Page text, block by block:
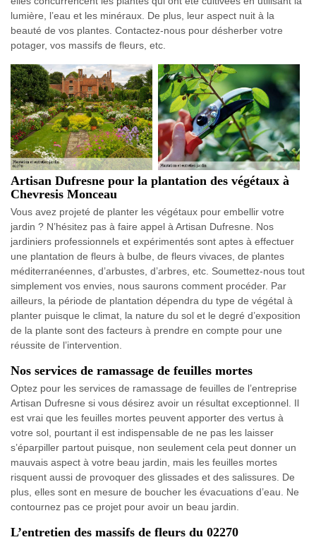
lumière, l’eau et les minéraux. De plus, leur aspect nuit à la
beauté de vos plantes. Contactez-nous pour désherber votre
potager, vos massifs de fleurs, etc.
Artisan Dufresne pour la plantation des végétaux à
Chevresis Monceau
Vous avez projeté de planter les végétaux pour embellir votre
jardin ? N’hésitez pas à faire appel à Artisan Dufresne. Nos
jardiniers professionnels et expérimentés sont aptes à effectuer
une plantation de fleurs à bulbe, de fleurs vivaces, de plantes
méditerranéennes, d’arbustes, d’arbres, etc. Soumettez-nous tout
simplement vos envies, nous saurons comment procéder. Par
ailleurs, la période de plantation dépendra du type de végétal à
planter puisque le climat, la nature du sol et le degré d’exposition
de la plante sont des facteurs à prendre en compte pour une
réussite de l’intervention.
Nos services de ramassage de feuilles mortes
Optez pour les services de ramassage de feuilles de l’entreprise
Artisan Dufresne si vous désirez avoir un résultat exceptionnel. Il
est vrai que les feuilles mortes peuvent apporter des vertus à
votre sol, pourtant il est indispensable de ne pas les laisser
s’éparpiller partout puisque, non seulement cela peut donner un
mauvais aspect à votre beau jardin, mais les feuilles mortes
risquent aussi de provoquer des glissades et des salissures. De
plus, elles sont en mesure de boucher les évacuations d’eau. Ne
contournez pas ce projet pour avoir un beau jardin.
L’entretien des massifs de fleurs du 02270